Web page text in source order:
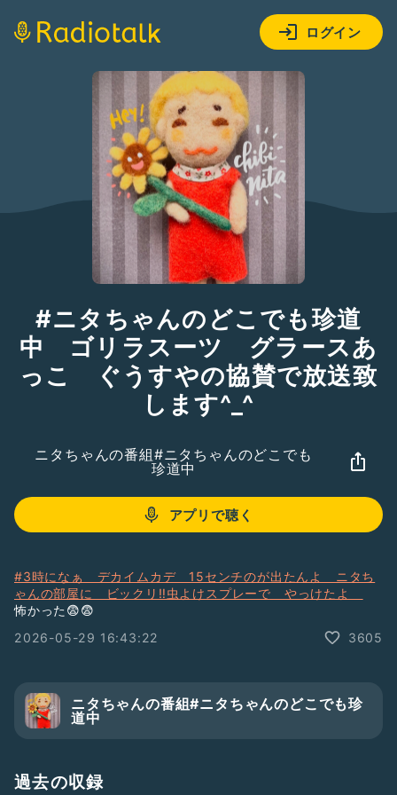
ログイン
#ニタちゃんのどこでも珍道
中 ゴリラスーツ グラースあ
っこ ぐうすやの協賛で放送致
します^_^
ニタちゃんの番組#ニタちゃんのどこでも
珍道中
アプリで聴く
#3時になぁ デカイムカデ 15センチのが出たんよ ニタち
ゃんの部屋に ビックリ‼️虫よけスプレーで やっけたよ
怖かった😨😨
2026-05-29 16:43:22
3605
ニタちゃんの番組#ニタちゃんのどこでも珍
道中
過去の収録